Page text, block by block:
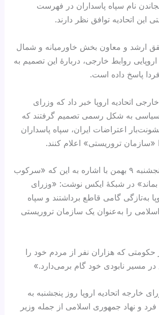
نام سپاه پاسداران در فهرست
این اتحادیه توافق نظر دارند.
ارشد و معاون بخش خاورمیانه و شمال
روابط خارجی، دربارهٔ این تصمیم به
پاسخ داده است.
اتحادیه اروپا خبر داد که وزرای
سیاسی به شکل رسمی تصمیم گرفتند که
اعتراضات ایران، سپاه پاسداران
«سازمان تروریستی» اعلام کنند.
کایا کالاس روز پنجشنبه ۹ بهمن با اشاره به این که «سرکوب
بماند» در شبکهٔ ایکس نوشت: «وزرای
به‌تازگی گامی قاطع برداشتند و سپاه
اسلامی را به‌عنوان یک سازمان تروریستی
حکومتی که هزاران نفر از مردم خود را
مسیر نابودی خود گام برمی‌دارد.»
خارجه اتحادیه اروپا روز پنجشنبه به
شکل جداگانه ۲۱ فرد و نهاد جمهوری اسلامی از جمله وزیر